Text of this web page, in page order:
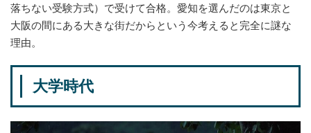
落ちない受験方式）で受けて合格。愛知を選んだのは東京と
大阪の間にある大きな街だからという今考えると完全に謎な
理由。
大学時代